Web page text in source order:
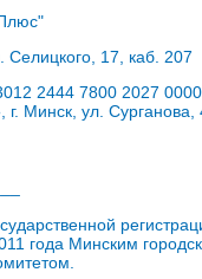
Селицкого, 17, каб. 207
2444 7800 2027 0000
Минск, ул.
года Минским